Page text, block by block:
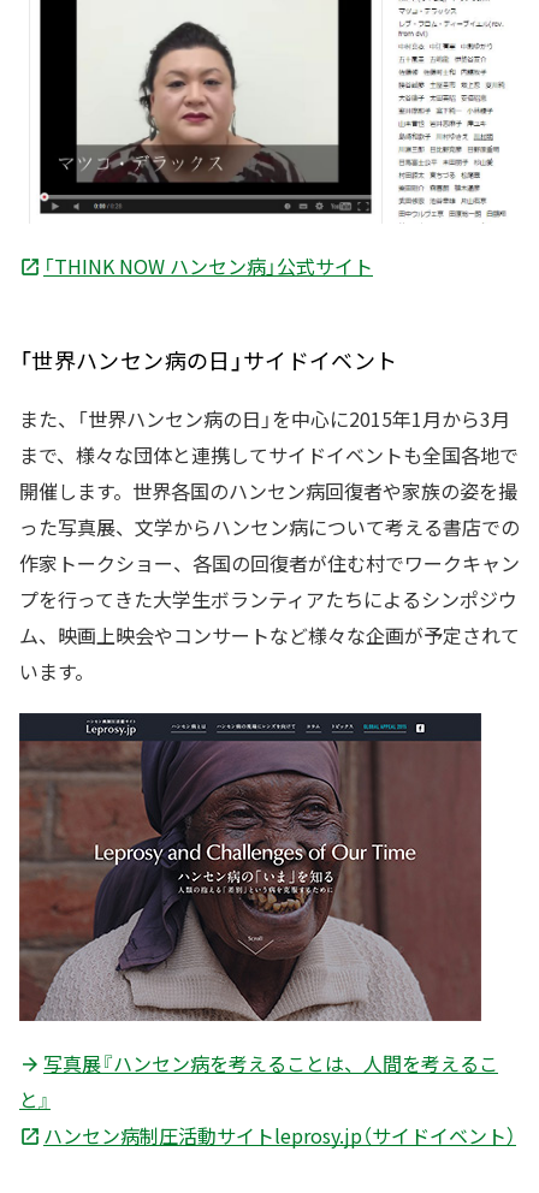
「THINK NOW ハンセン病」公式サイト
「世界ハンセン病の日」サイドイベント
また、「世界ハンセン病の日」を中心に2015年1月から3月
まで、様々な団体と連携してサイドイベントも全国各地で
開催します。世界各国のハンセン病回復者や家族の姿を撮
った写真展、文学からハンセン病について考える書店での
作家トークショー、各国の回復者が住む村でワークキャン
プを行ってきた大学生ボランティアたちによるシンポジウ
ム、映画上映会やコンサートなど様々な企画が予定されて
います。
写真展『ハンセン病を考えることは、人間を考えるこ
と』
ハンセン病制圧活動サイトleprosy.jp（サイドイベント）